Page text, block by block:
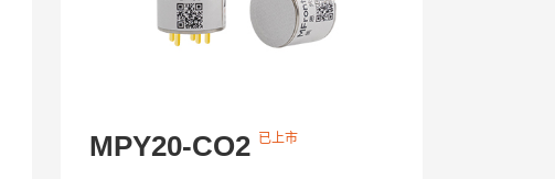
MPY20-CO2 已上市